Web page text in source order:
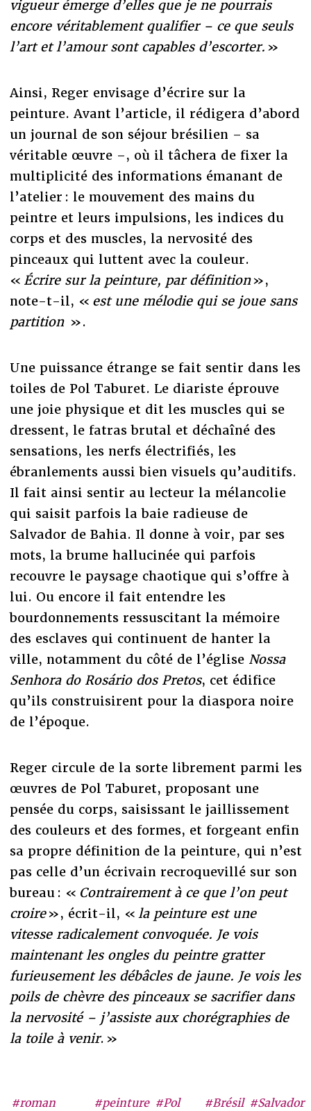
#roman
#peinture #Pol
#Brésil #Salvador
vigueur émerge d’elles que je ne pourrais
encore véritablement qualifier – ce que seuls
l’art et l’amour sont capables d’escorter. »
Ainsi, Reger envisage d’écrire sur la
peinture. Avant l’article, il rédigera d’abord
un journal de son séjour brésilien – sa
véritable œuvre –, où il tâchera de fixer la
multiplicité des informations émanant de
l’atelier : le mouvement des mains du
peintre et leurs impulsions, les indices du
corps et des muscles, la nervosité des
pinceaux qui luttent avec la couleur.
« Écrire sur la peinture, par définition»,
note-t-il, « est une mélodie qui se joue sans
partition ».
Une puissance étrange se fait sentir dans les
toiles de Pol Taburet. Le diariste éprouve
une joie physique et dit les muscles qui se
dressent, le fatras brutal et déchaîné des
sensations, les nerfs électrifiés, les
ébranlements aussi bien visuels qu’auditifs.
Il fait ainsi sentir au lecteur la mélancolie
qui saisit parfois la baie radieuse de
Salvador de Bahia. Il donne à voir, par ses
mots, la brume hallucinée qui parfois
recouvre le paysage chaotique qui s’offre à
lui. Ou encore il fait entendre les
bourdonnements ressuscitant la mémoire
des esclaves qui continuent de hanter la
ville, notamment du côté de l’église Nossa
Senhora do Rosário dos Pretos, cet édifice
qu’ils construisirent pour la diaspora noire
de l’époque.
Reger circule de la sorte librement parmi les
œuvres de Pol Taburet, proposant une
pensée du corps, saisissant le jaillissement
des couleurs et des formes, et forgeant enfin
sa propre définition de la peinture, qui n’est
pas celle d’un écrivain recroquevillé sur son
bureau : « Contrairement à ce que l’on peut
croire», écrit-il, « la peinture est une
vitesse radicalement convoquée. Je vois
maintenant les ongles du peintre gratter
furieusement les débâcles de jaune. Je vois les
poils de chèvre des pinceaux se sacrifier dans
la nervosité – j’assiste aux chorégraphies de
la toile à venir. »